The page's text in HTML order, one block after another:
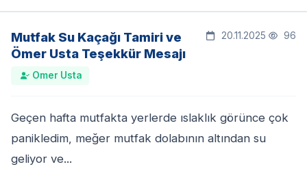
Mutfak Su Kaçağı Tamiri ve
Ömer Usta Teşekkür Mesajı
Omer Usta
20.11.2025 96
Geçen hafta mutfakta yerlerde ıslaklık görünce çok
panikledim, meğer mutfak dolabının altından su
geliyor ve...